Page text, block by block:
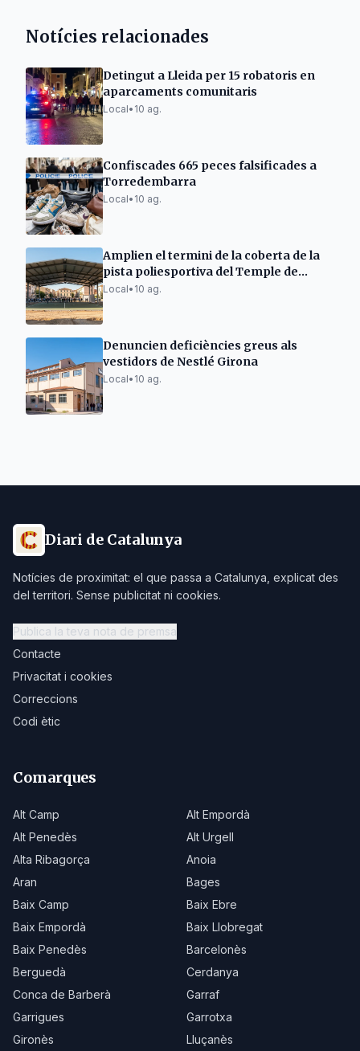
Notícies relacionades
Detingut a Lleida per 15 robatoris en
aparcaments comunitaris
Local• 10 ag.
Confiscades 665 peces falsificades a
Torredembarra
Local• 10 ag.
Amplien el termini de la coberta de la
pista poliesportiva del Temple de
Tortosa
Local• 10 ag.
Denuncien deficiències greus als
vestidors de Nestlé Girona
Local• 10 ag.
Diari de Catalunya
Notícies de proximitat: el que passa a Catalunya, explicat des
del territori. Sense publicitat ni cookies.
Publica la teva nota de premsa
Contacte
Privacitat i cookies
Correccions
Codi ètic
Comarques
Alt Camp
Alt Empordà
Alt Penedès
Alt Urgell
Alta Ribagorça
Anoia
Aran
Bages
Baix Camp
Baix Ebre
Baix Empordà
Baix Llobregat
Baix Penedès
Barcelonès
Berguedà
Cerdanya
Conca de Barberà
Garraf
Garrigues
Garrotxa
Gironès
Lluçanès